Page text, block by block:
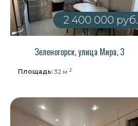
2 400 000 руб.
Зеленогорск, улица Мира, 3
Площадь: 32 м 2